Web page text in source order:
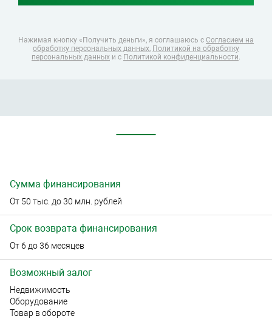
Нажимая кнопку «Получить деньги», я соглашаюсь с Согласием на
обработку персональных данных, Политикой на обработку
персональных данных и с Политикой конфиденциальности.
Сумма финансирования
От 50 тыс. до 30 млн. рублей
Срок возврата финансирования
От 6 до 36 месяцев
Возможный залог
Недвижимость
Оборудование
Товар в обороте